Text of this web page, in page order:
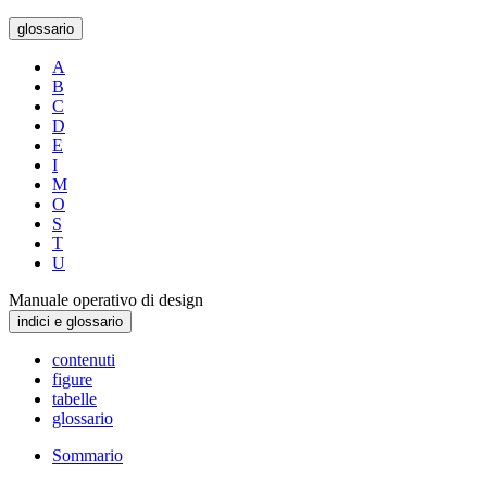
glossario
A
B
C
D
E
I
M
O
S
T
U
Manuale operativo di design
indici e glossario
contenuti
figure
tabelle
glossario
Sommario